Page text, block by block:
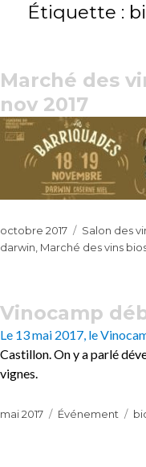
Étiquette :
Marché des
nov 2017
Publié
le
octobre 2017 Catégories
Salon des
darwin, Marché des vins
Vinocamp
Le 13 mai 2017, le
Castillon. On y a parlé
vignes.
Publié
mai 2017 Catégories
Événement